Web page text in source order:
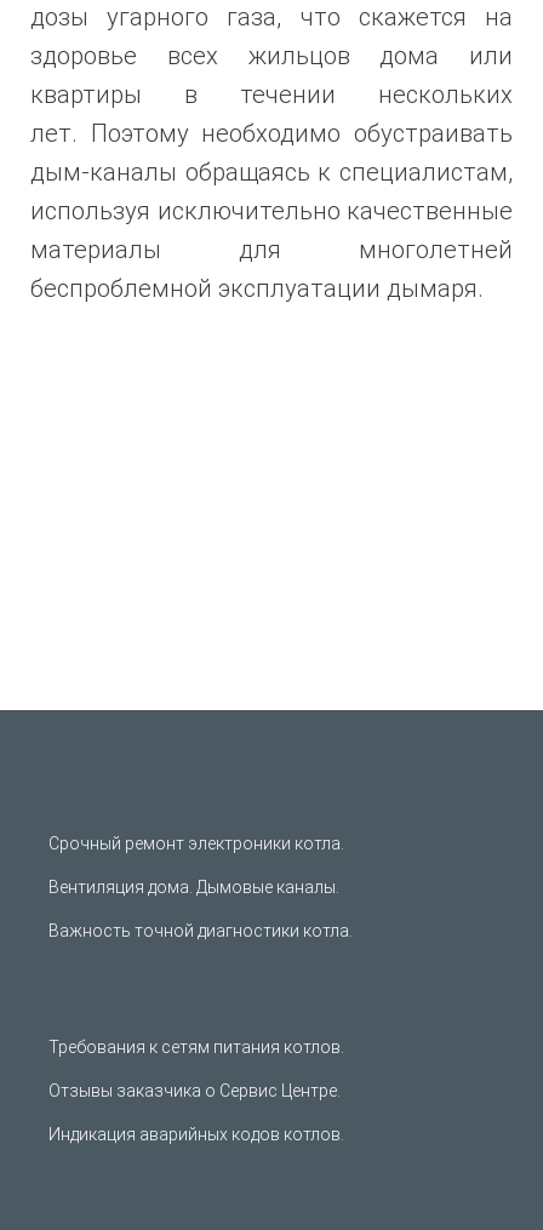
дозы угарного газа, что скажется на
здоровье всех жильцов дома или
квартиры в течении нескольких
лет. Поэтому необходимо обустраивать
дым-каналы обращаясь к специалистам,
используя исключительно качественные
материалы для многолетней
беспроблемной эксплуатации дымаря.
Срочный ремонт электроники котла.
Вентиляция дома. Дымовые каналы.
Важность точной диагностики котла.
Требования к сетям питания котлов.
Отзывы заказчика о Сервис Центре.
Индикация аварийных кодов котлов.